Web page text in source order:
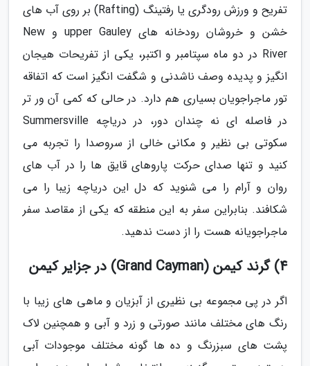
تفریح و ورزش رودگری یا رفتینگ (Rafting) بر روی آب های
خشن و خروشان رودخانه های upper Gauley و New
River در دو ماه سپتامبر و اکتبر، یکی از تفریحات هیجان
انگیز و پدیده وصف ناشدنی و شگفت انگیز است که اتفاقه
تور ماجراجویان بسیاری هم دارد. در حالی که کمی آن ور تر
در فاصله ای نه چندان دور، در دریاچه Summersville
سکوتی بی نظیر و مکانی خالی از سروصدا را تجربه می
کنید و تنها صدای حرکت پاروهای قایق ها را در آب های
روان و آرام را می شنوید که دل این دریاچه زیبا را می
شکافند. بنابراین سفر به این منطقه که یکی از مقاصد سفر
ماجراجویانه هست را از دست ندهید.
4) گرند کیمن (Grand Cayman) در جزایر کیمن
اگر در پی مجموعه بی نظیری از آبزیان و ماهی های زیبا با
رنگ های مختلف مانند صورتی و زرد و آبی و همچنین لاک
پشت های سبزرنگ و ده ها گونه مختلف موجودات آبی